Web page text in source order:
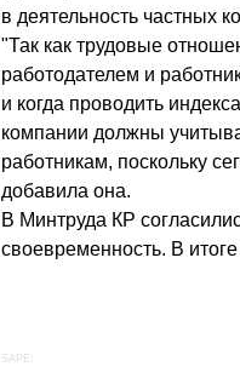
в деятельность частных
"Так как трудовые
работодателем и
и когда проводить
компании должны
работникам, поскольку
добавила она.
В Минтруда КР
своевременность. В
SAPE: